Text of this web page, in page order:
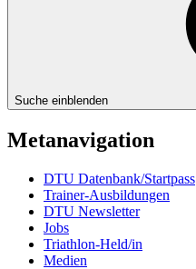
Suche einblenden
Metanavigation
DTU Datenbank/Startpass
Trainer-Ausbildungen
DTU Newsletter
Jobs
Triathlon-Held/in
Medien